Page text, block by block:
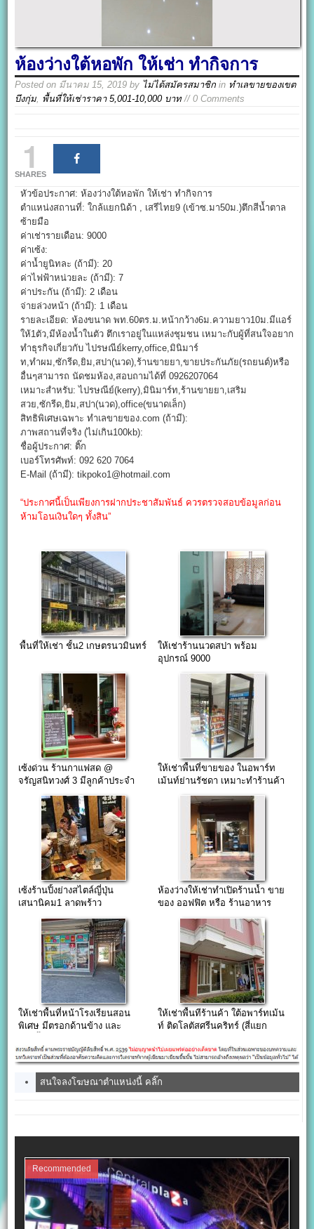
ห้องว่างใต้หอพัก ให้เช่า ทำกิจการ
Posted on มีนาคม 15, 2019 by ไม่ได้สมัครสมาชิก in ทำเลขายของเขต
บึงกุ่ม, พื้นที่ให้เช่าราคา 5,001-10,000 บาท// 0 Comments
1
SHARES
หัวข้อประกาศ: ห้องว่างใต้หอพัก ให้เช่า ทำกิจการ
ตำแหน่งสถานที่: ใกล้แยกนิด้า , เสรีไทย9 (เข้าซ.มา50ม.)ตึกสีน้ำตาล
ซ้ายมือ
ค่าเช่ารายเดือน: 9000
ค่าเซ้ง:
ค่าน้ำยูนิทละ (ถ้ามี): 20
ค่าไฟฟ้าหน่วยละ (ถ้ามี): 7
ค่าประกัน (ถ้ามี): 2 เดือน
จ่ายล่วงหน้า (ถ้ามี): 1 เดือน
รายละเอียด: ห้องขนาด พท.60ตร.ม.หน้ากว้าง6ม.ความยาว10ม.มีแอร์
ให้1ตัว,มีห้องน้ำในตัว ตึกเราอยู่ในแหล่งชุมชน เหมาะกับผู้ที่สนใจอยาก
ทำธุรกิจเกี่ยวกับ ไปรษณีย์kerry,office,มินิมาร์
ท,ทำผม,ซักรีด,ยิม,สปา(นวด),ร้านขายยา,ขายประกันภัย(รถยนต์)หรือ
อื่นๆสามารถ นัดชมห้อง,สอบถามได้ที่ 0926207064
เหมาะสำหรับ: ไปรษณีย์(kerry),มินิมาร์ท,ร้านขายยา,เสริม
สวย,ซักรีด,ยิม,สปา(นวด),office(ขนาดเล็ก)
สิทธิพิเศษเฉพาะ ทำเลขายของ.com (ถ้ามี):
ภาพสถานที่จริง (ไม่เกิน100kb):
ชื่อผู้ประกาศ: ติ๊ก
เบอร์โทรศัพท์: 092 620 7064
E-Mail (ถ้ามี): tikpoko1@hotmail.com
“ประกาศนี้เป็นเพียงการฝากประชาสัมพันธ์ ควรตรวจสอบข้อมูลก่อน
ห้ามโอนเงินใดๆ ทั้งสิน”
พื้นที่ให้เช่า ชั้น2 เกษตรนวมินทร์
ให้เช่าร้านนวดสปา พร้อม
อุปกรณ์ 9000
เซ้งด่วน ร้านกาแฟสด @
จรัญสนิทวงศ์ 3 มีลูกค้าประจำ
ให้เช่าพื้นที่ขายของ ในอพาร์ท
เม้นท์ย่านรัชดา เหมาะทำร้านค้า
มินิมาร์ท สำนักงาน
เซ้งร้านปิ้งย่างสไตล์ญี่ปุ่น
เสนานิคม1 ลาดพร้าว
ห้องว่างให้เช่าทำเปิดร้านน้ำ ขาย
ของ ออฟฟิต หรือ ร้านอาหาร
ให้เช่าพื้นที่หน้าโรงเรียนสอน
พิเศษ มีตรอกด้านข้าง และ
ให้เช่าพื้นทีร้านค้า ใต้อพาร์ทเม้น
ท์ ติดโลตัสศรีนคริทร์ (สี่แยก
สนใจลงโฆษณาตำแหน่งนี้ คลิ๊ก
Recommended